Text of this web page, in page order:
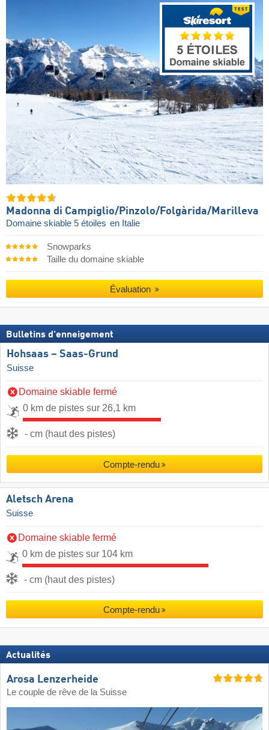
Madonna di Campiglio/​Pinzolo/​Folgàrida/​Marilleva
Domaine skiable 5 étoiles en Italie
Snowparks
Taille du domaine skiable
Évaluation
Bulletins d'enneigement
Hohsaas – Saas-Grund
Suisse
Domaine skiable fermé
0 km de pistes sur 26,1 km
- cm (haut des pistes)
Compte-rendu
Aletsch Arena
Suisse
Domaine skiable fermé
0 km de pistes sur 104 km
- cm (haut des pistes)
Compte-rendu
Actualités
Arosa Lenzerheide
Le couple de rêve de la Suisse